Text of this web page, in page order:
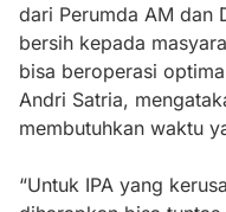
dari Perumda AM dan
bersih kepada
bisa beroperasi
Andri Satria,
membutuhkan waktu
“Untuk IPA yang